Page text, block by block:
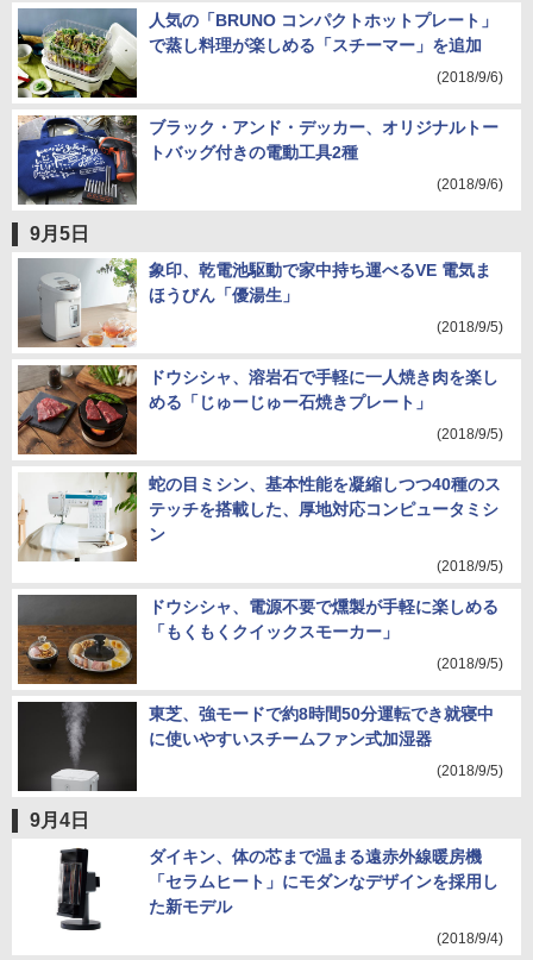
人気の「BRUNO コンパクトホットプレート」
で蒸し料理が楽しめる「スチーマー」を追加
(2018/9/6)
ブラック・アンド・デッカー、オリジナルトー
トバッグ付きの電動工具2種
(2018/9/6)
9月5日
象印、乾電池駆動で家中持ち運べるVE 電気ま
ほうびん「優湯生」
(2018/9/5)
ドウシシャ、溶岩石で手軽に一人焼き肉を楽し
める「じゅーじゅー石焼きプレート」
(2018/9/5)
蛇の目ミシン、基本性能を凝縮しつつ40種のス
テッチを搭載した、厚地対応コンピュータミシ
ン
(2018/9/5)
ドウシシャ、電源不要で燻製が手軽に楽しめる
「もくもくクイックスモーカー」
(2018/9/5)
東芝、強モードで約8時間50分運転でき就寝中
に使いやすいスチームファン式加湿器
(2018/9/5)
9月4日
ダイキン、体の芯まで温まる遠赤外線暖房機
「セラムヒート」にモダンなデザインを採用し
た新モデル
(2018/9/4)